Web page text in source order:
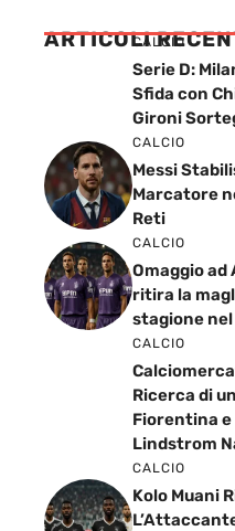
ARTICOLICALCIO
Serie D:
Sfida con
Gironi
CALCIO
Messi
Marcatore
Reti
CALCIO
Omaggio
ritira la
stagione
CALCIO
Ricerca di
Fiorentina e
Lindstrom
CALCIO
Kolo Muani